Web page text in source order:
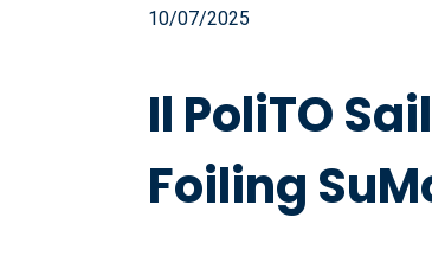
10/07/2025
Il PoliTO
Foiling